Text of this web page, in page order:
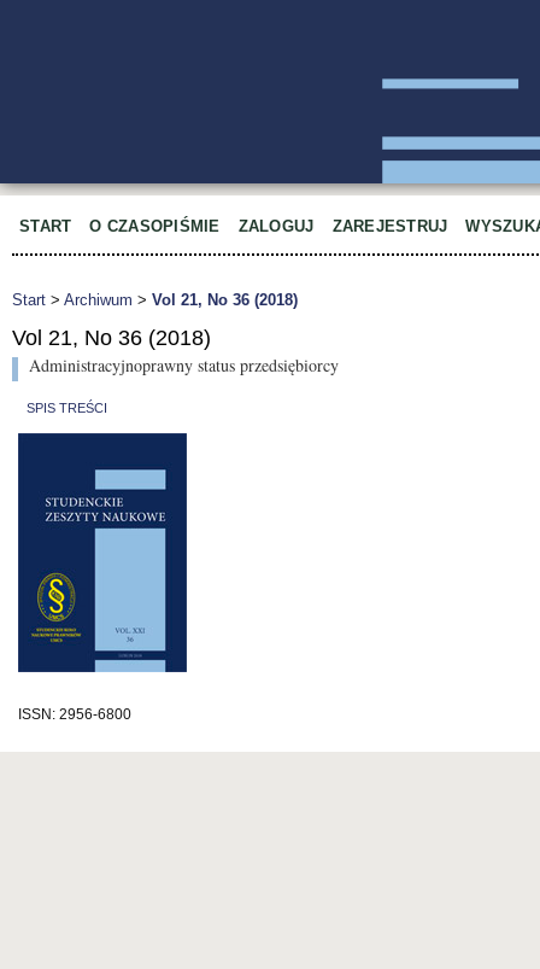
START O CZASOPIŚMIE ZALOGUJ ZAREJESTRUJ
Start > Archiwum > Vol 21, No 36 (2018)
Vol 21, No 36 (2018)
Administracyjnoprawny status przedsiębiorcy
SPIS TREŚCI
ISSN: 2956-6800